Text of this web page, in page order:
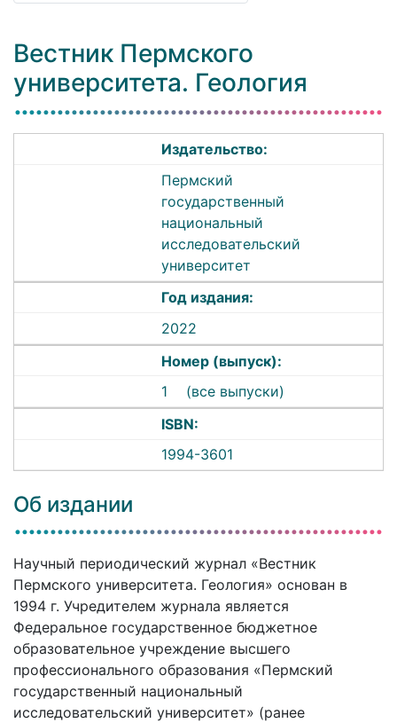
Вестник Пермского
университета. Геология
Издательство:
Пермский
государственный
национальный
исследовательский
университет
Год издания:
2022
Номер (выпуск):
1
(все выпуски)
ISBN:
1994-3601
Об издании
Научный периодический журнал «Вестник
Пермского университета. Геология» основан в
1994 г. Учредителем журнала является
Федеральное государственное бюджетное
образовательное учреждение высшего
профессионального образования «Пермский
государственный национальный
исследовательский университет» (ранее